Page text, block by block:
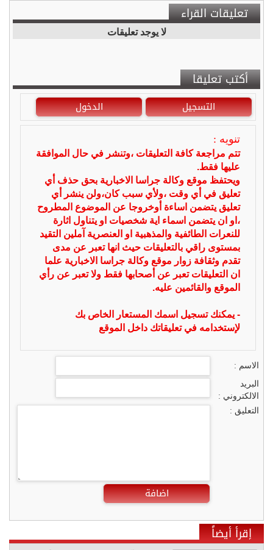
تعليقات القراء
لا يوجد تعليقات
أكتب تعليقا
التسجيل الدخول
تنويه :
تتم مراجعة كافة التعليقات ،وتنشر في حال الموافقة
عليها فقط.
ويحتفظ موقع وكالة جراسا الاخبارية بحق حذف أي
تعليق في أي وقت ،ولأي سبب كان،ولن ينشر أي
تعليق يتضمن اساءة أوخروجا عن الموضوع المطروح
،او ان يتضمن اسماء اية شخصيات او يتناول اثارة
للنعرات الطائفية والمذهبية او العنصرية آملين التقيد
بمستوى راقي بالتعليقات حيث انها تعبر عن مدى
تقدم وثقافة زوار موقع وكالة جراسا الاخبارية علما
ان التعليقات تعبر عن أصحابها فقط ولا تعبر عن رأي
الموقع والقائمين عليه.
- يمكنك تسجيل اسمك المستعار الخاص بك
لإستخدامه في تعليقاتك داخل الموقع
الاسم :
البريد
الالكتروني :
التعليق :
اضافة
إقرأ أيضاً